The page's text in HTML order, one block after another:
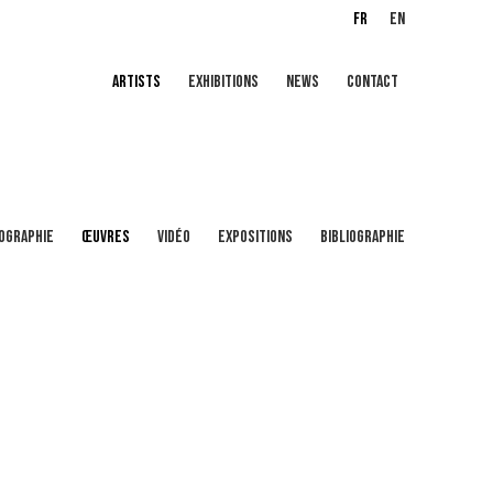
ARTISTS EXHIBITIONS NEWS CONTACT
FR EN
ŒUVRES VIDÉO EXPOSITIONS BIBLIOGRAPHIE